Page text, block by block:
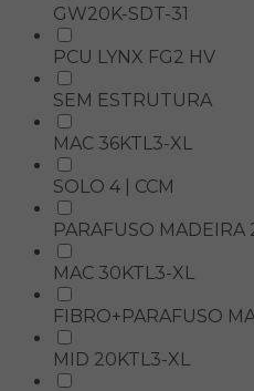
GW20K-SDT-31
PCU LYNX FG2 HV
SEM ESTRUTURA
MAC 36KTL3-XL
SOLO 4 | CCM
PARAFUSO MADEIRA
MAC 30KTL3-XL
FIBRO+PARAFUSO
MID 20KTL3-XL